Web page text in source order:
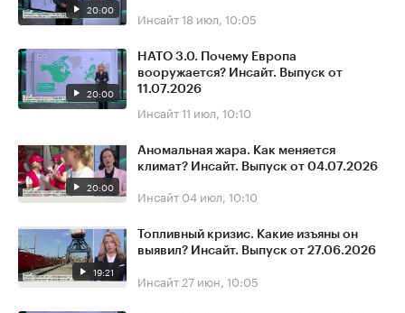
20:00 Инсайт18 июл, 10:05
20:00
НАТО 3.0. Почему Европа
вооружается? Инсайт. Выпуск от
11.07.2026
Инсайт11 июл, 10:10
20:00
Аномальная жара. Как меняется
климат? Инсайт. Выпуск от 04.07.2026
Инсайт 04 июл, 10:10
19:21
Топливный кризис. Какие изъяны он
выявил? Инсайт. Выпуск от 27.06.2026
Инсайт 27 июн, 10:05